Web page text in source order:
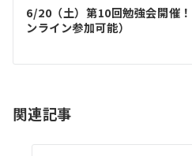
ゲ
ー
シ
ン
6/20（土）第10回勉強会開催
ンライン参加可能）
関連記事